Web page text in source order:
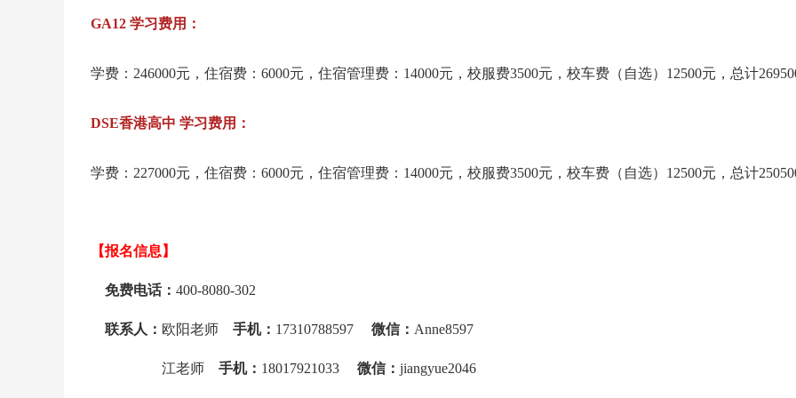
GA12 学习费用：
学费：246000元，住宿费：6000元，住宿管理费：14000元，校服费3500元，校车费（自选）12500元，总计
DSE香港高中 学习费用：
学费：227000元，住宿费：6000元，住宿管理费：14000元，校服费3500元，校车费（自选）12500元，总计
【报名信息】
免费电话： 400-8080-302
联系人： 欧阳老师 手机： 17310788597 微信： Anne8597
江老师 手机： 18017921033 微信： jiangyue2046